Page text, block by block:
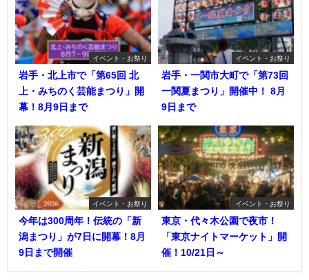
イベント・お祭り
岩手・北上市で「第65回 北
上・みちのく芸能まつり」開
幕！8月9日まで
イベント・お祭り
岩手・一関市大町で「第73回
一関夏まつり」開催中！ 8月
9日まで
イベント・お祭り
今年は300周年！伝統の「新
潟まつり」が7日に開幕！8月
9日まで開催
イベント・お祭り
東京・代々木公園で夜市！
「東京ナイトマーケット」開
催！10/21日～